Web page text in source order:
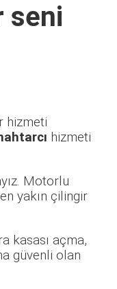
seni
hizmeti
hizmeti
Motorlu
yakın çilingir
kasası açma,
güvenli olan